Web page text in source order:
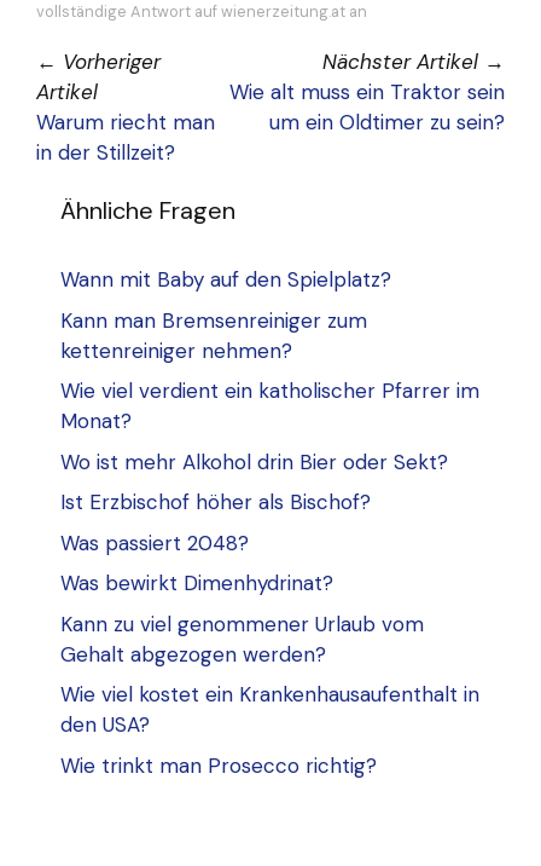
vollständige Antwort auf wienerzeitung.at an
← Vorheriger
Artikel
Warum riecht man
in der Stillzeit?
Nächster Artikel →
Wie alt muss ein Traktor sein
um ein Oldtimer zu sein?
Ähnliche Fragen
Wann mit Baby auf den Spielplatz?
Kann man Bremsenreiniger zum
kettenreiniger nehmen?
Wie viel verdient ein katholischer Pfarrer im
Monat?
Wo ist mehr Alkohol drin Bier oder Sekt?
Ist Erzbischof höher als Bischof?
Was passiert 2048?
Was bewirkt Dimenhydrinat?
Kann zu viel genommener Urlaub vom
Gehalt abgezogen werden?
Wie viel kostet ein Krankenhausaufenthalt in
den USA?
Wie trinkt man Prosecco richtig?